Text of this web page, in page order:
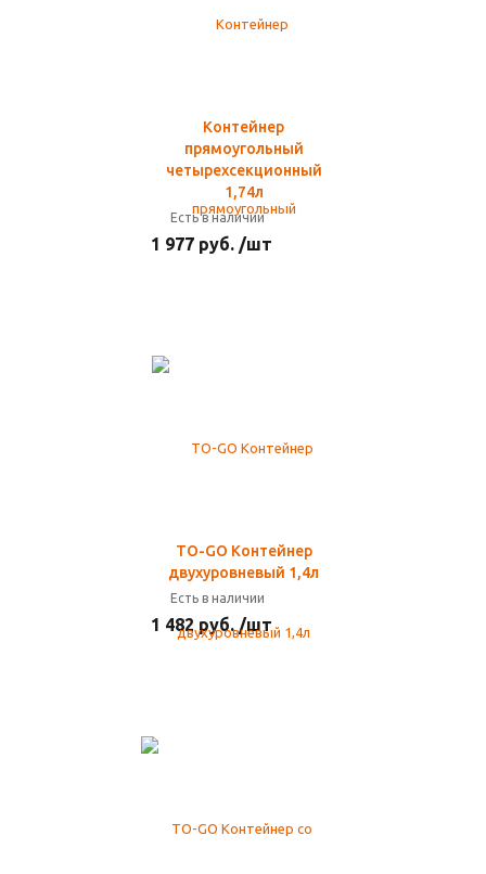
Контейнер
прямоугольный
четырехсекционный
1,74л
Есть в наличии
1 977 руб. /шт
TO-GO Контейнер
двухуровневый 1,4л
Есть в наличии
1 482 руб. /шт